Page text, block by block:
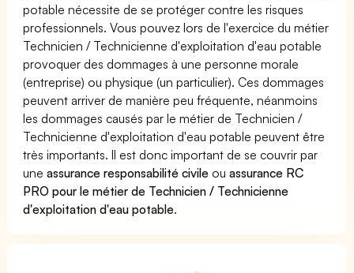
potable nécessite de se protéger contre les risques
professionnels. Vous pouvez lors de l'exercice du métier
Technicien / Technicienne d'exploitation d'eau potable
provoquer des dommages à une personne morale
(entreprise) ou physique (un particulier). Ces dommages
peuvent arriver de manière peu fréquente, néanmoins
les dommages causés par le métier de Technicien /
Technicienne d'exploitation d'eau potable peuvent être
très importants. Il est donc important de se couvrir par
uneassurance responsabilité civile ouassurance RC
PRO pour le métier de Technicien / Technicienne
d'exploitation d'eau potable.